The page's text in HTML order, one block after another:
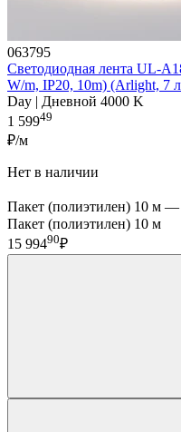
063795
Светодиодная лента UL-
W/m, IP20, 10m) (Arlight, 7
Day | Дневной 4000 K
1 59949
₽/м
Нет в наличии
Пакет (полиэтилен) 10 м —
Пакет (полиэтилен) 10 м
15 99490₽